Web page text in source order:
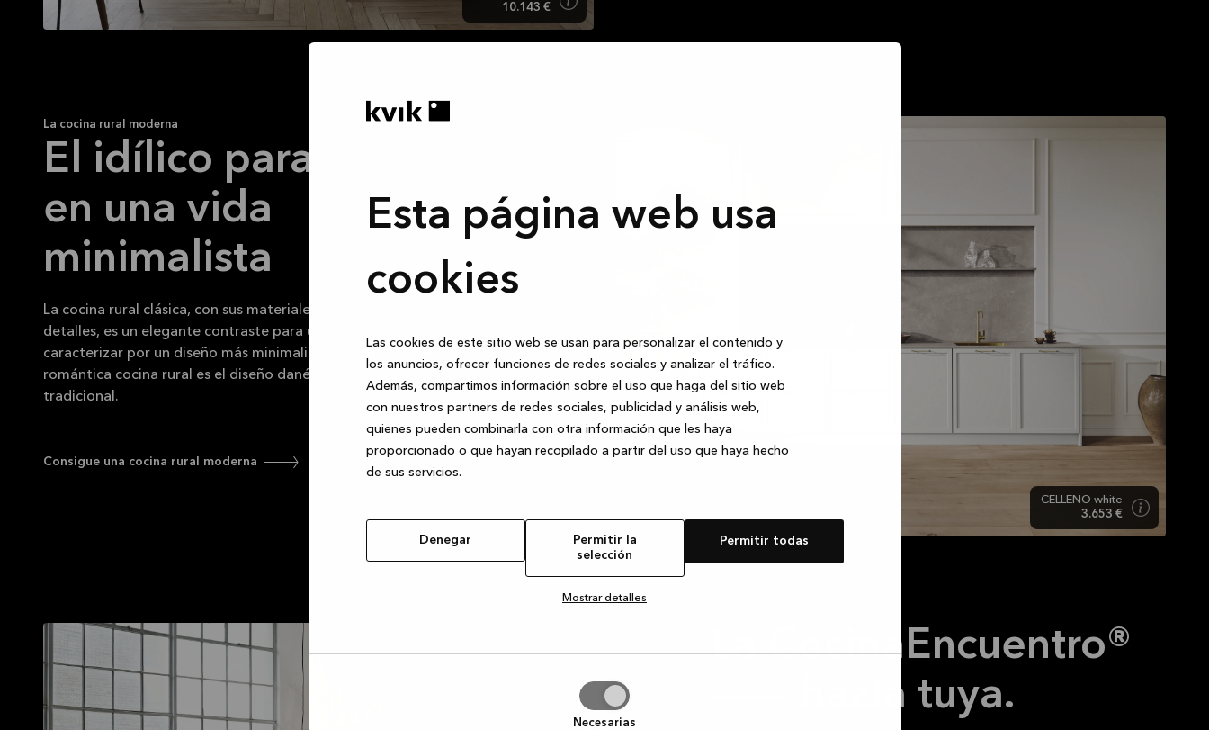
Esta página web usa
cookies
Las cookies de este sitio web se usan para personalizar el contenido y
los anuncios, ofrecer funciones de redes sociales y analizar el tráfico.
Además, compartimos información sobre el uso que haga del sitio web
con nuestros partners de redes sociales, publicidad y análisis web,
quienes pueden combinarla con otra información que les haya
proporcionado o que hayan recopilado a partir del uso que haya hecho
de sus servicios.
Denegar
Permitir la
selección
Permitir todas
Mostrar detalles
Necesarias
10.143 €
La cocina rural moderna
El idílico paraíso rural
en una vida
minimalista
La cocina rural clásica, con sus materiales rústicos y delicados
detalles, es un elegante contraste para una vida que se suele
caracterizar por un diseño más minimalista.
romántica cocina rural es el diseño danés moderno con un toque
tradicional.
Consigue una cocina rural moderna
CELLENO white
3.653 €
La CocinaEncuentro®
— hazla tuya.